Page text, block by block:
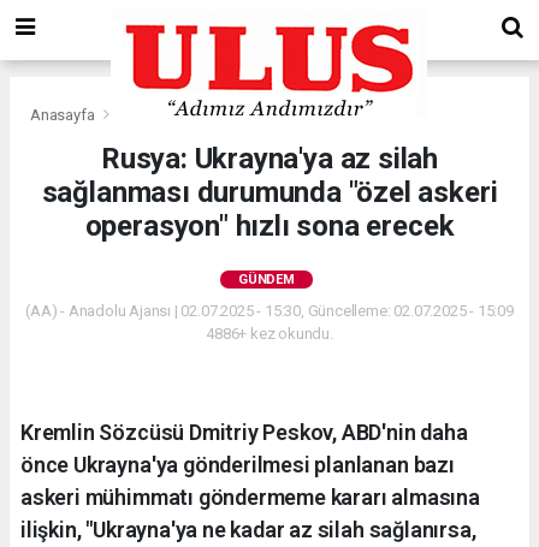
Anasayfa Gündem
Rusya: Ukrayna'ya az silah
sağlanması durumunda "özel askeri
operasyon" hızlı sona erecek
GÜNDEM
(AA) - Anadolu Ajansı | 02.07.2025 - 15:30, Güncelleme: 02.07.2025 - 15:09
4886+ kez okundu.
Kremlin Sözcüsü Dmitriy Peskov, ABD'nin daha
önce Ukrayna'ya gönderilmesi planlanan bazı
askeri mühimmatı göndermeme kararı almasına
ilişkin, "Ukrayna'ya ne kadar az silah sağlanırsa,